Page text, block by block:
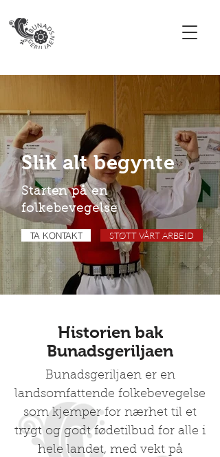
Starten på en
folkebevegelse
Slik alt begynte
TA KONTAKT STØTT VÅRT ARBEID
Historien bak
Bunadsgeriljaen
Bunadsgeriljaen er en
landsomfattende folkebevegelse
som kjemper for nærhet til et
trygt og godt fødetilbud for alle i
hele landet, med vekt på